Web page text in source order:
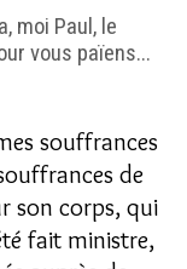
moi Paul, le
vous païens...
souffrances
de
son corps, qui
fait ministre,